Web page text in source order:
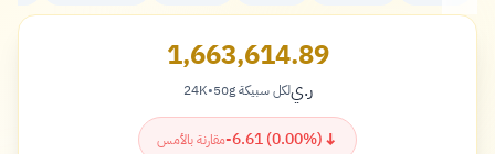
1,663,614.89
ريال
ر.يلكل سبيكة 50g •
24K
↓
-6.61 (0.00%)مقارنة بالأمس